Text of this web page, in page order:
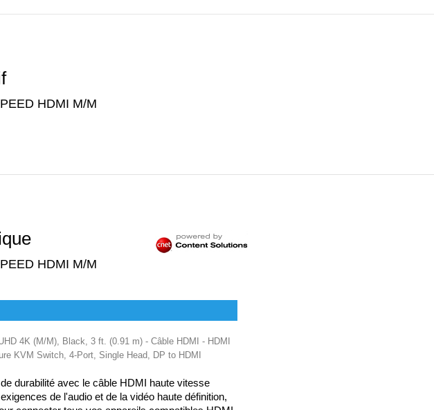
HDMI M/M
HDMI M/M
4K (M/M), Black, 3 ft. (0.91 m) - Câble HDMI - HDMI
KVM Switch, 4-Port, Single Head, DP to HDMI
durabilité avec le câble HDMI haute vitesse
de l'audio et de la vidéo haute définition,